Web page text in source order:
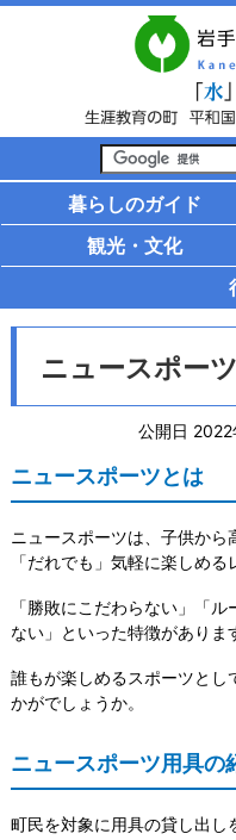
暮らしのガイド
観光・文化
ニュースポー
公開日
ニュースポーツとは
ニュースポーツは、子供から
「だれでも」気軽に楽しめ
「勝敗にこだわらない」「
ない」といった特徴がありま
誰もが楽しめるスポーツとし
かがでしょうか。
ニュースポーツ用具の
町民を対象に用具の貸し出し